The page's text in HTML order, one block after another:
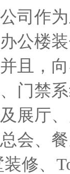
司作
公楼
且，
门禁
展厅
会、
修、